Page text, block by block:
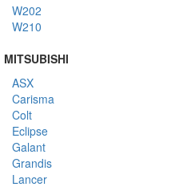
W202
W210
MITSUBISHI
ASX
Carisma
Colt
Eclipse
Galant
Grandis
Lancer